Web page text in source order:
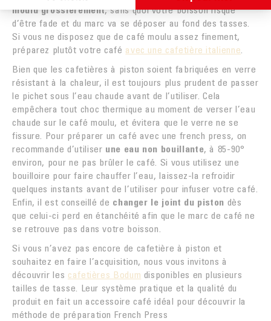
moulu grossièrement, sans quoi votre boisson risque
d’être fade et du marc va se déposer au fond des tasses.
Si vous ne disposez que de café moulu assez finement,
préparez plutôt votre café avec une cafetière italienne
Bien que les cafetières à piston soient fabriquées en verre
résistant à la chaleur, il est toujours plus prudent de passer
le pichet sous l’eau chaude avant de l’utiliser. Cela
empêchera tout choc thermique au moment de verser l’eau
chaude sur le café moulu, et évitera que le verre ne se
fissure. Pour préparer un café avec une french press, on
recommande d’utiliser une eau non bouillante, à 85-90°
environ, pour ne pas brûler le café. Si vous utilisez une
bouilloire pour faire chauffer l’eau, laissez-la refroidir
quelques instants avant de l’utiliser pour infuser votre café.
Enfin, il est conseillé de changer le joint du piston dès
que celui-ci perd en étanchéité afin que le marc de café ne
se retrouve pas dans votre boisson.
Si vous n’avez pas encore de cafetière à piston et
souhaitez en faire l’acquisition, nous vous invitons à
découvrir les cafetières Bodum disponibles en plusieurs
tailles de tasse. Leur système pratique et la qualité du
produit en fait un accessoire café idéal pour découvrir la
méthode de préparation French Press